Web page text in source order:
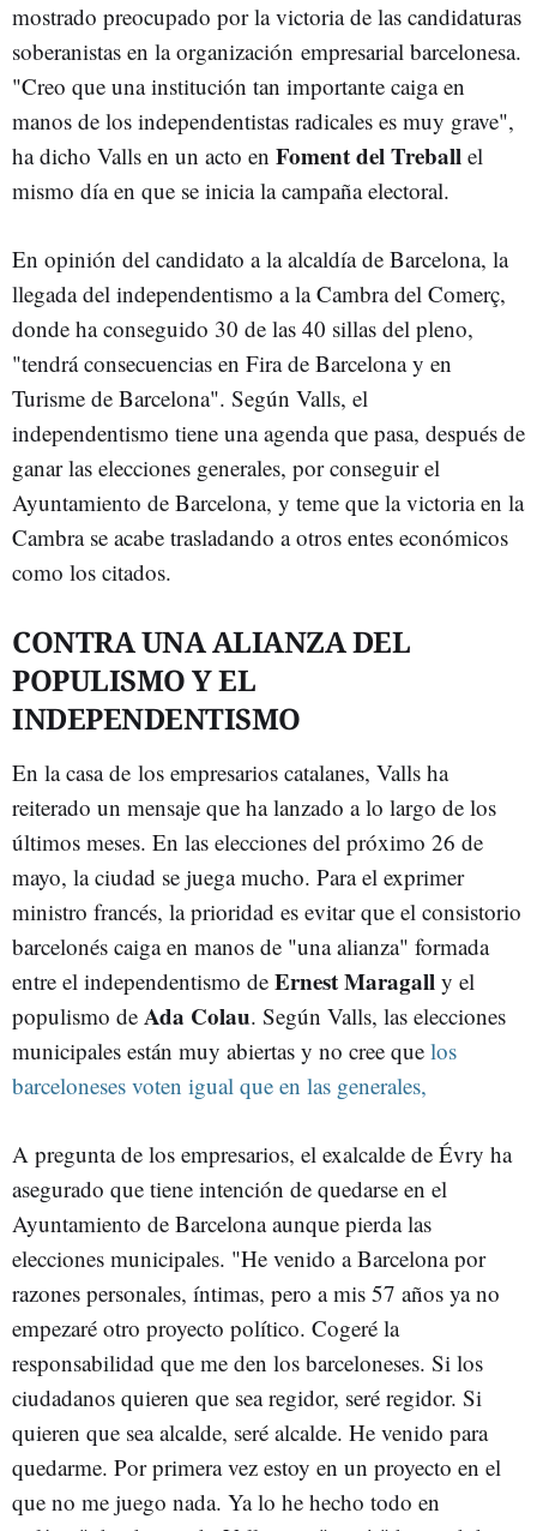
mostrado preocupado por la victoria de las candidaturas
soberanistas en la organización empresarial barcelonesa.
"Creo que una institución tan importante caiga en
manos de los independentistas radicales es muy grave",
ha dicho Valls en un acto en Foment del Treball el
mismo día en que se inicia la campaña electoral.
En opinión del candidato a la alcaldía de Barcelona, la
llegada del independentismo a la Cambra del Comerç,
donde ha conseguido 30 de las 40 sillas del pleno,
"tendrá consecuencias en Fira de Barcelona y en
Turisme de Barcelona". Según Valls, el
independentismo tiene una agenda que pasa, después de
ganar las elecciones generales, por conseguir el
Ayuntamiento de Barcelona, y teme que la victoria en la
Cambra se acabe trasladando a otros entes económicos
como los citados.
CONTRA UNA ALIANZA DEL
POPULISMO Y EL
INDEPENDENTISMO
En la casa de los empresarios catalanes, Valls ha
reiterado un mensaje que ha lanzado a lo largo de los
últimos meses. En las elecciones del próximo 26 de
mayo, la ciudad se juega mucho. Para el exprimer
ministro francés, la prioridad es evitar que el consistorio
barcelonés caiga en manos de "una alianza" formada
entre el independentismo de Ernest Maragall y el
populismo de Ada Colau. Según Valls, las elecciones
municipales están muy abiertas y no cree que los
barceloneses voten igual que en las generales,
A pregunta de los empresarios, el exalcalde de Évry ha
asegurado que tiene intención de quedarse en el
Ayuntamiento de Barcelona aunque pierda las
elecciones municipales. "He venido a Barcelona por
razones personales, íntimas, pero a mis 57 años ya no
empezaré otro proyecto político. Cogeré la
responsabilidad que me den los barceloneses. Si los
ciudadanos quieren que sea regidor, seré regidor. Si
quieren que sea alcalde, seré alcalde. He venido para
quedarme. Por primera vez estoy en un proyecto en el
que no me juego nada. Ya lo he hecho todo en